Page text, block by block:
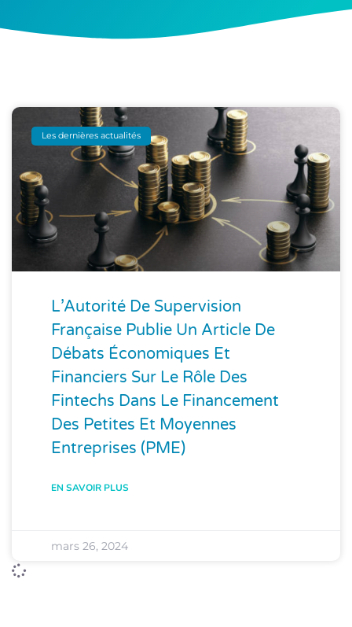
Les dernières actualités
L’Autorité De Supervision
Française Publie Un Article De
Débats Économiques Et
Financiers Sur Le Rôle Des
Fintechs Dans Le Financement
Des Petites Et Moyennes
Entreprises (PME)
EN SAVOIR PLUS
mars 26, 2024